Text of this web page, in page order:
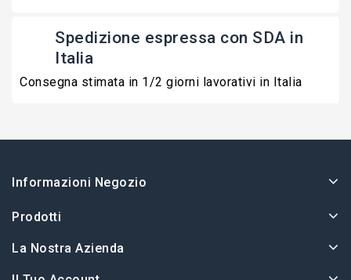
Spedizione espressa con SDA in
Italia
Consegna stimata in 1/2 giorni lavorativi in Italia
Informazioni Negozio
Prodotti
La Nostra Azienda